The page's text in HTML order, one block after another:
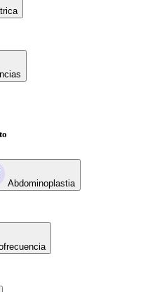
Abdominoplastia